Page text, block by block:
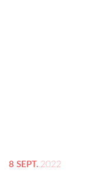
8 SEPT. 2022